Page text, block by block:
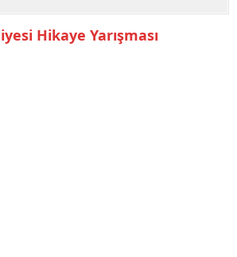
Hikaye Yarışması